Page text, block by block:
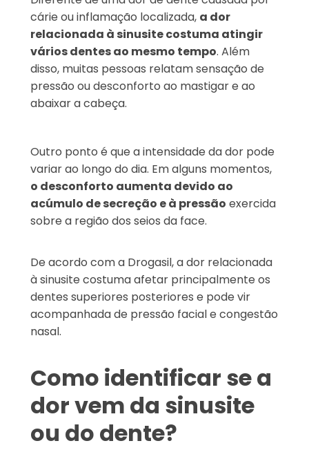
cárie ou inflamação localizada, a dor
relacionada à sinusite costuma atingir
vários dentes ao mesmo tempo. Além
disso, muitas pessoas relatam sensação de
pressão ou desconforto ao mastigar e ao
abaixar a cabeça.
Outro ponto é que a intensidade da dor pode
variar ao longo do dia. Em alguns momentos,
o desconforto aumenta devido ao
acúmulo de secreção e à pressão exercida
sobre a região dos seios da face.
De acordo com a Drogasil, a dor relacionada
à sinusite costuma afetar principalmente os
dentes superiores posteriores e pode vir
acompanhada de pressão facial e congestão
nasal.
Como identificar se a
dor vem da sinusite
ou do dente?